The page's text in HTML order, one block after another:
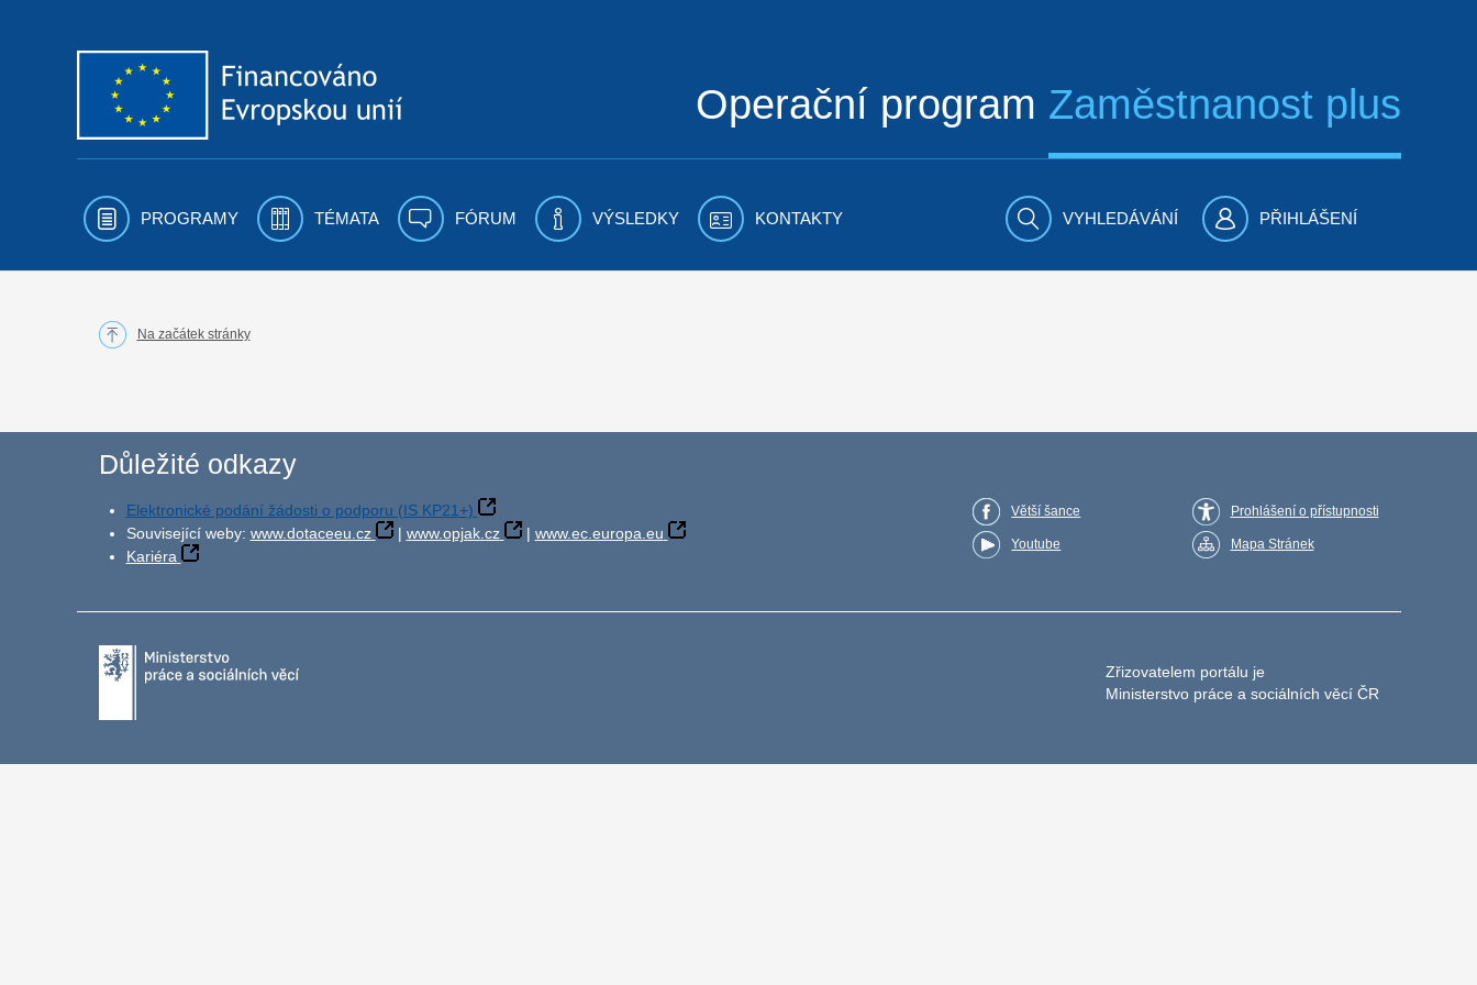
Operační program Zaměstnanost plus
PROGRAMY TÉMATA FÓRUM VÝSLEDKY KONTAKTY VYHLEDÁVÁNÍ PŘIHLÁŠENÍ
Na začátek stránky
Důležité odkazy
Elektronické podání žádosti o podporu (IS KP21+)
Související weby: www.dotaceeu.cz | www.opjak.cz | www.ec.europa.eu
Kariéra
Větší šance
Youtube
Prohlášení o přístupnosti
Mapa Stránek
Zřizovatelem portálu je
Ministerstvo práce a sociálních věcí ČR